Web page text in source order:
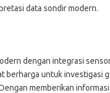
data sondir modern.
dengan integrasi
berharga untuk investigasi
memberikan